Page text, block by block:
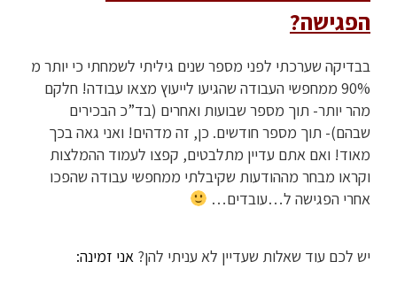
הפגישה?
בבדיקה שערכתי לפני מספר שנים גיליתי לשמחתי כי יותר מ
90% ממחפשי העבודה שהגיעו לייעוץ מצאו עבודה! חלקם
מהר יותר- תוך מספר שבועות ואחרים (בד”כ הבכירים
שבהם)- תוך מספר חודשים. כן, זה מדהים! ואני גאה בכך
מאוד! ואם אתם עדיין מתלבטים, קפצו לעמוד ההמלצות
וקראו מבחר מההודעות שקיבלתי ממחפשי עבודה שהפכו
אחרי הפגישה ל…עובדים…
יש לכם עוד שאלות שעדיין לא עניתי להן? אני זמינה: